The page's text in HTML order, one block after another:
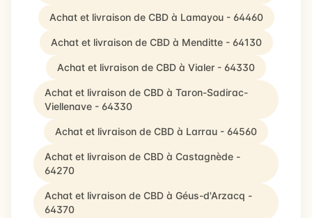
Achat et livraison de CBD à Lamayou - 64460
Achat et livraison de CBD à Menditte - 64130
Achat et livraison de CBD à Vialer - 64330
Achat et livraison de CBD à Taron-Sadirac-
Viellenave - 64330
Achat et livraison de CBD à Larrau - 64560
Achat et livraison de CBD à Castagnède -
64270
Achat et livraison de CBD à Géus-d'Arzacq -
64370